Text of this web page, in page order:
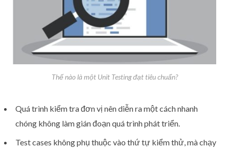
Thế nào là một Unit Testing đạt tiêu chuẩn?
Quá trình kiểm tra đơn vị nên diễn ra một cách nhanh
chóng không làm gián đoạn quá trình phát triển.
Test cases không phụ thuộc vào thứ tự kiểm thử, mà chạy